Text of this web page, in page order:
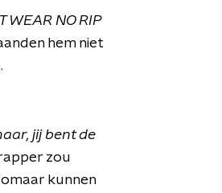
WEAR NO RIP
hem niet
jij bent de
zou
kunnen